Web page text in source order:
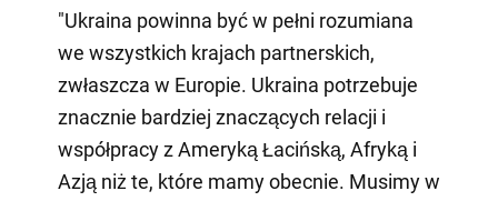
"Ukraina powinna być w pełni rozumiana
we wszystkich krajach partnerskich,
zwłaszcza w Europie. Ukraina potrzebuje
znacznie bardziej znaczących relacji i
współpracy z Ameryką Łacińską, Afryką i
Azją niż te, które mamy obecnie. Musimy w